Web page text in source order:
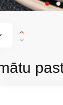
Dilstošā